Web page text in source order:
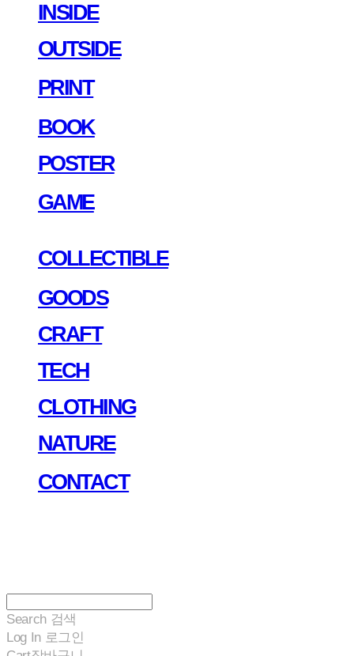
INSIDE
OUTSIDE
PRINT
BOOK
POSTER
GAME
COLLECTIBLE
GOODS
CRAFT
TECH
CLOTHING
NATURE
CONTACT
Search 검색
Log In 로그인